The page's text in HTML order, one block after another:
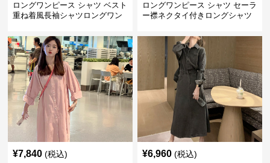
ロングワンピース シャツ ベスト
重ね着風長袖シャツロングワン
ロングワンピース シャツ セーラ
ー襟ネクタイ付きロングシャツ
¥7,840 (税込) ¥6,960 (税込)